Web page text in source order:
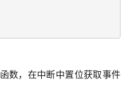
数，在中断中置位获取事件